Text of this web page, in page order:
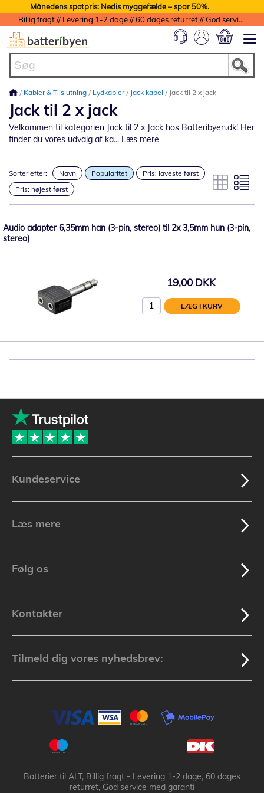
Månedens spotpris: Nedis myggefælde – spar 50%.
Billig fragt // Levering 1-2 dage // 60 dages returret // God service med garanti
Kabler & Tilslutning Lydkabler Jack kabel Jack til 2 x jack
Jack til 2 x jack
Velkommen til kategorien Jack til 2 x Jack hos Batteribyen.dk! Her
finder du vores udvalg af ka... Læs mere
Sorter efter: Navn Popularitet
Pris: laveste først
Pris: højest først
Audio adapter 6,35mm han (3-pin, stereo) til 2x 3,5mm hun (3-pin,
stereo)
19,00 DKK
LÆG I KURV
Kundeservice
Læs mere
Følg os
Kontakter
Tilmeld dig vores nyhedsbrev:
Batterier til ALT, Billig fragt - Levering 1-2 dage, 60 dages
returret, God service med garanti